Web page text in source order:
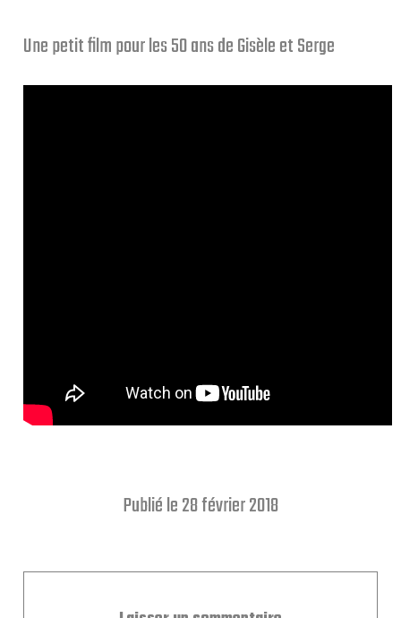
Une petit film pour les 50 ans de Gisèle et Serge
Publié le 28 février 2018